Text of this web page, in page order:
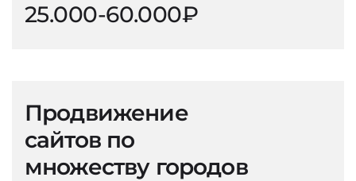
25.000-60.000₽
Продвижение
сайтов по
множеству городов